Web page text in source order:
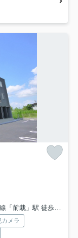
前栽」駅 徒歩32分
メラ